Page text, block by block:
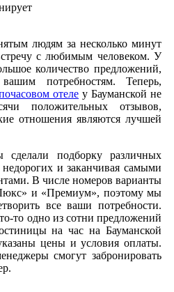
людям за несколько минут
с любимым человеком. У
количество предложений,
потребностям. Теперь,
отеле у Бауманской не
положительных отзывов,
отношения являются лучшей
подборку различных
и заканчивая самыми
В числе номеров варианты
и «Премиум», поэтому мы
все ваши потребности.
то одно из сотни предложений
на час на Бауманской
цены и условия оплаты.
смогут забронировать